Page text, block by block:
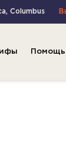
, Columbus
Помощь